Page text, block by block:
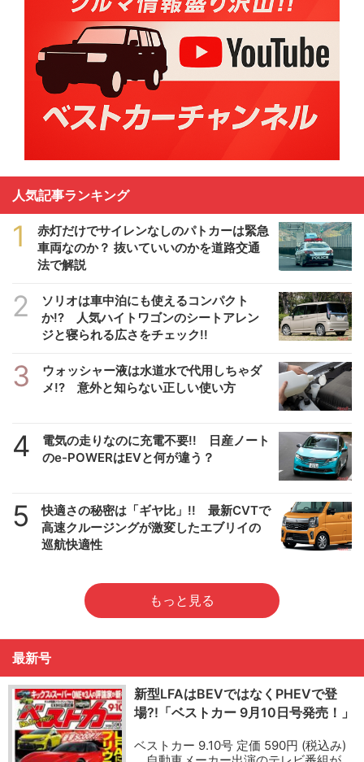
人気記事ランキング
1
赤灯だけでサイレンなしのパトカーは緊急
車両なのか？ 抜いていいのかを道路交通
法で解説
2
ソリオは車中泊にも使えるコンパクト
か!? 人気ハイトワゴンのシートアレン
ジと寝られる広さをチェック!!
3
ウォッシャー液は水道水で代用しちゃダ
メ!? 意外と知らない正しい使い方
4
電気の走りなのに充電不要!! 日産ノート
のe-POWERはEVと何が違う？
5
快適さの秘密は「ギヤ比」!! 最新CVTで
高速クルージングが激変したエブリイの
巡航快適性
もっと見る
最新号
新型LFAはBEVではなくPHEVで登
場?!「ベストカー 9月10日号発売！」
ベストカー 9.10号 定価 590円 (税込み)